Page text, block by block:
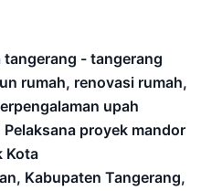
- tangerang
rumah, renovasi rumah,
upah
proyek mandor
Kota
Kabupaten Tangerang,